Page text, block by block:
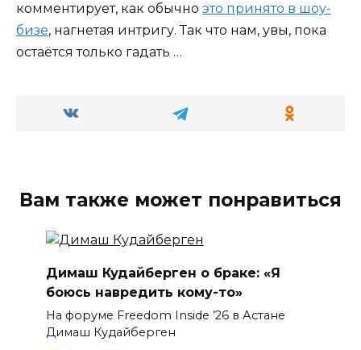
комментирует, как обычно это принято в шоу-
бизе, нагнетая интригу. Так что нам, увы, пока
остаётся только гадать …
Вам также может понравиться
Димаш Кудайберген о браке: «Я
боюсь навредить кому-то»
На форуме Freedom Inside ’26 в Астане
Димаш Кудайберген